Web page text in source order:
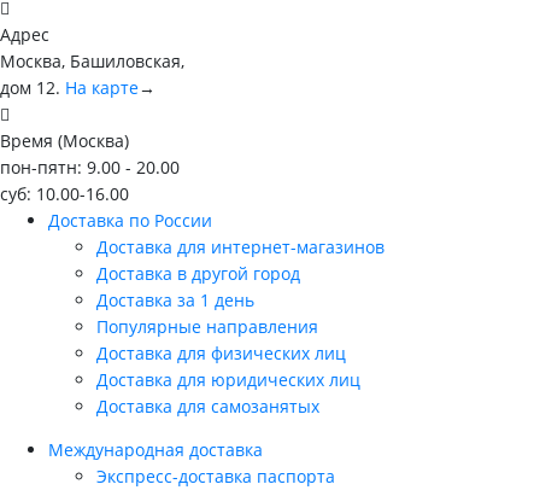
Адрес
Москва, Башиловская,
дом 12. На карте→
Время (Москва)
пон-пятн: 9.00 - 20.00
суб: 10.00-16.00
Доставка по России
Доставка для интернет-магазинов
Доставка в другой город
Доставка за 1 день
Популярные направления
Доставка для физических лиц
Доставка для юридических лиц
Доставка для самозанятых
Международная доставка
Экспресс-доставка паспорта